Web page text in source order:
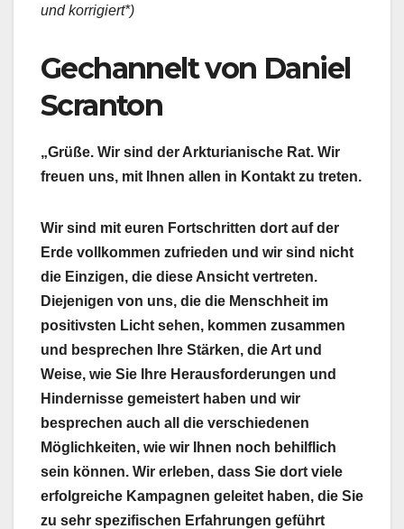
und korrigiert*)
Gechannelt von Daniel
Scranton
„Grüße. Wir sind der Arkturianische Rat. Wir
freuen uns, mit Ihnen allen in Kontakt zu treten.
Wir sind mit euren Fortschritten dort auf der
Erde vollkommen zufrieden und wir sind nicht
die Einzigen, die diese Ansicht vertreten.
Diejenigen von uns, die die Menschheit im
positivsten Licht sehen, kommen zusammen
und besprechen Ihre Stärken, die Art und
Weise, wie Sie Ihre Herausforderungen und
Hindernisse gemeistert haben und wir
besprechen auch all die verschiedenen
Möglichkeiten, wie wir Ihnen noch behilflich
sein können. Wir erleben, dass Sie dort viele
erfolgreiche Kampagnen geleitet haben, die Sie
zu sehr spezifischen Erfahrungen geführt